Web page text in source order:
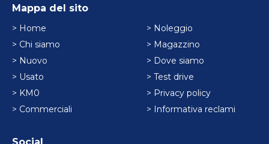
Mappa del sito
> Home
> Chi siamo
> Nuovo
> Usato
> KM0
> Commerciali
> Noleggio
> Magazzino
> Dove siamo
> Test drive
> Privacy policy
> Informativa reclami